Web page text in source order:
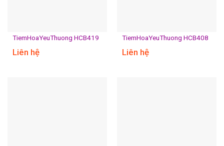
TiemHoaYeuThuong HCB419
Liên hệ
TiemHoaYeuThuong HCB408
Liên hệ